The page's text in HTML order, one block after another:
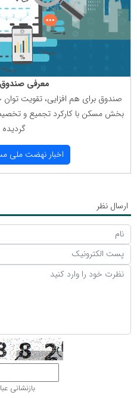
معرفی
صندوق برای هم افزایی، تقویت
بخش مسكن با كاركرد تجمیع و
اخبار نهضت ملی
ارسال نظر
بازنشانی